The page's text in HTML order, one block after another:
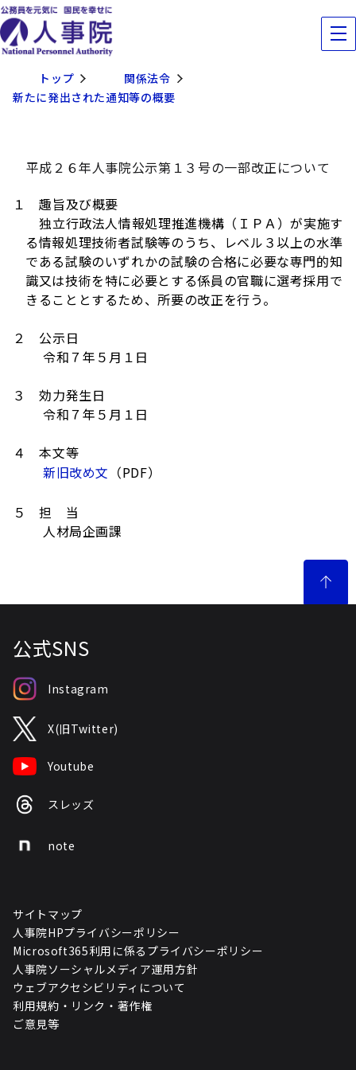
トップ
関係法令
新たに発出された通知等の概要
平成２６年人事院公示第１３号の一部改正について
１ 趣旨及び概要
独立行政法人情報処理推進機構（ＩＰＡ）が実施す
る情報処理技術者試験等のうち、レベル３以上の水準
である試験のいずれかの試験の合格に必要な専門的知
識又は技術を特に必要とする係員の官職に選考採用で
きることとするため、所要の改正を行う。
２ 公示日
令和７年５月１日
３ 効力発生日
令和７年５月１日
４ 本文等
新旧改め文 （PDF）
５ 担 当
人材局企画課
公式SNS
Instagram
X(旧Twitter)
Youtube
スレッズ
note
サイトマップ
人事院HPプライバシーポリシー
Microsoft365利用に係るプライバシーポリシー
人事院ソーシャルメディア運用方針
ウェブアクセシビリティについて
利用規約・リンク・著作権
ご意見等